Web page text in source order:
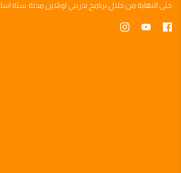
حتى النهايه من خلال برنامج تدريبي اونلاين مدته سته